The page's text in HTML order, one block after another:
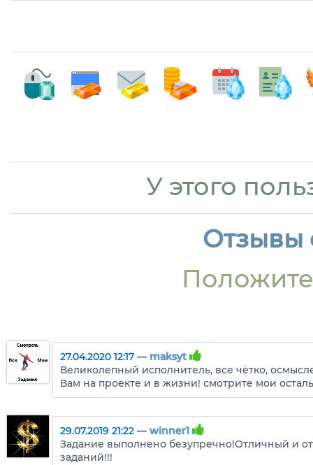
У этого
Отзывы
27.04.2020 12:17 — maksyt
Великолепный исполнитель, все чётко,
Вам на проекте и в жизни! смотрите мои
29.07.2019 21:22 — winner1
Задание выполнено безупречно!Отличный и
заданий!!!